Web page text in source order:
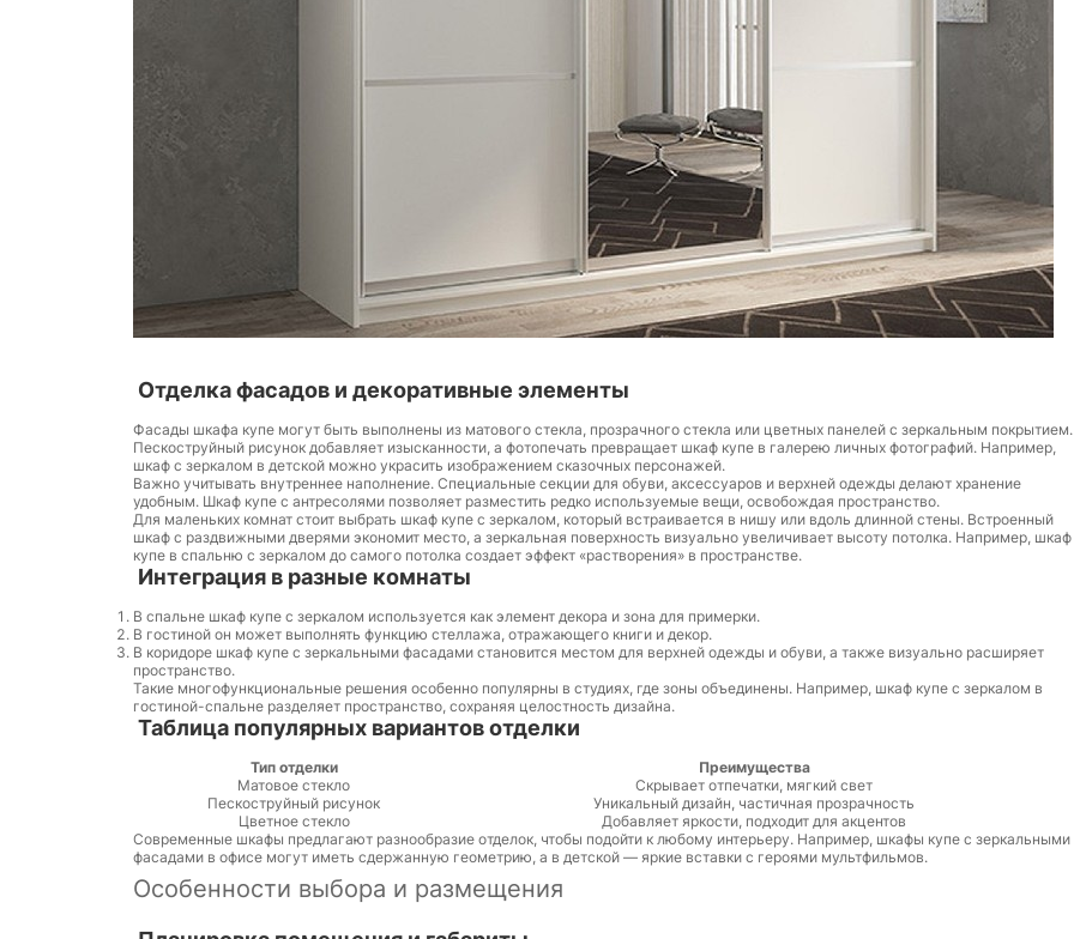
Отделка фасадов и декоративные элементы
Фасады шкафа купе могут быть выполнены из матового стекла, прозрачного стекла или цветных панелей с зеркальным покрытием.
Пескоструйный рисунок добавляет изысканности, а фотопечать превращает шкаф купе в галерею личных фотографий. Например,
шкаф с зеркалом в детской можно украсить изображением сказочных персонажей.
Важно учитывать внутреннее наполнение. Специальные секции для обуви, аксессуаров и верхней одежды делают хранение
удобным. Шкаф купе с антресолями позволяет разместить редко используемые вещи, освобождая пространство.
Для маленьких комнат стоит выбрать шкаф купе с зеркалом, который встраивается в нишу или вдоль длинной стены. Встроенный
шкаф с раздвижными дверями экономит место, а зеркальная поверхность визуально увеличивает высоту потолка. Например, шкаф
купе в спальню с зеркалом до самого потолка создает эффект «растворения» в пространстве.
Интеграция в разные комнаты
В спальне шкаф купе с зеркалом используется как элемент декора и зона для примерки.
В гостиной он может выполнять функцию стеллажа, отражающего книги и декор.
В коридоре шкаф купе с зеркальными фасадами становится местом для верхней одежды и обуви, а также визуально расширяет
пространство.
Такие многофункциональные решения особенно популярны в студиях, где зоны объединены. Например, шкаф купе с зеркалом в
гостиной-спальне разделяет пространство, сохраняя целостность дизайна.
Таблица популярных вариантов отделки
Тип отделки
Преимущества
Матовое стекло
Скрывает отпечатки, мягкий свет
Пескоструйный рисунок
Уникальный дизайн, частичная прозрачность
Цветное стекло
Добавляет яркости, подходит для акцентов
Современные шкафы предлагают разнообразие отделок, чтобы подойти к любому интерьеру. Например, шкафы купе с зеркальными
фасадами в офисе могут иметь сдержанную геометрию, а в детской — яркие вставки с героями мультфильмов.
Особенности выбора и размещения